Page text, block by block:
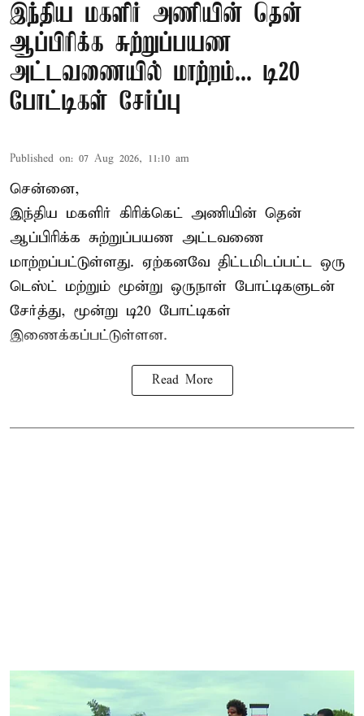
இந்திய மகளிர் அணியின் தென்
ஆப்பிரிக்க சுற்றுப்பயண
அட்டவணையில் மாற்றம்... டி20
போட்டிகள் சேர்ப்பு
Published on: 07 Aug 2026, 11:10 am
சென்னை,
இந்திய மகளிர் கிரிக்கெட் அணியின் தென்
ஆப்பிரிக்க சுற்றுப்பயண அட்டவணை
மாற்றப்பட்டுள்ளது. ஏற்கனவே திட்டமிடப்பட்ட ஒரு
டெஸ்ட் மற்றும் மூன்று ஒருநாள் போட்டிகளுடன்
சேர்த்து, மூன்று டி20 போட்டிகள்
இணைக்கப்பட்டுள்ளன.
Read More